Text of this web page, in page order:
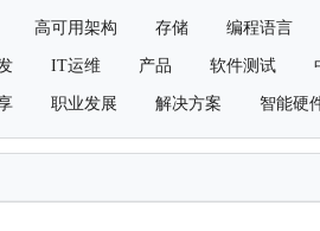
高可用架构 存储 编程语言
IT运维 产品 软件测试
职业发展 解决方案 智能硬